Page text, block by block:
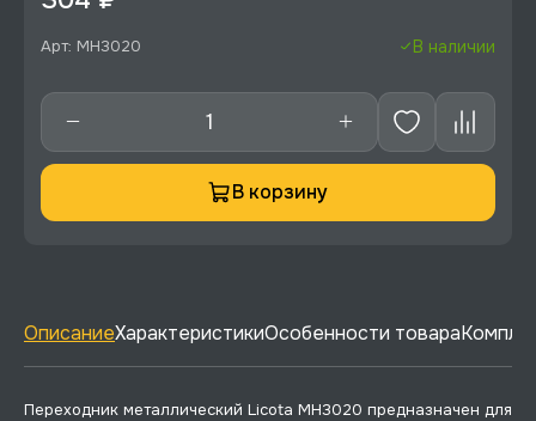
Арт: MH3020 В наличии
В корзину
ОписаниеХарактеристикиОсобенности товара
Переходник металлический Licota MH3020 предназначен для